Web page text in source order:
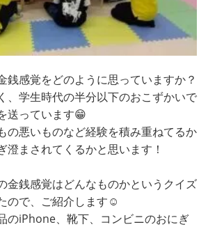
銭感覚をどのように思っていますか？
、学生時代の半分以下のおこずかいで
送っています😁
の悪いものなど経験を積み重ねてるか
澄まされてくるかと思います！
金銭感覚はどんなものかというクイズ
ので、ご紹介します☺️
のiPhone、靴下、コンビニのおにぎ